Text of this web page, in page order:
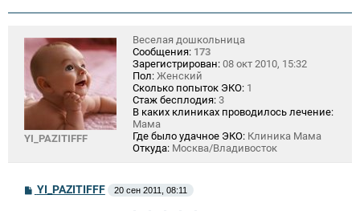
YI_PAZITIFFF
Веселая дошкольница
Сообщения: 173
Зарегистрирован: 08 окт 2010, 15:32
Пол: Женский
Сколько попыток ЭКО: 1
Стаж бесплодия: 3
В каких клиниках проводилось лечение:
Мама
Где было удачное ЭКО: Клиника Мама
Откуда: Москва/Владивосток
СYI_PAZITIFFF 20 сен 2011, 08:11